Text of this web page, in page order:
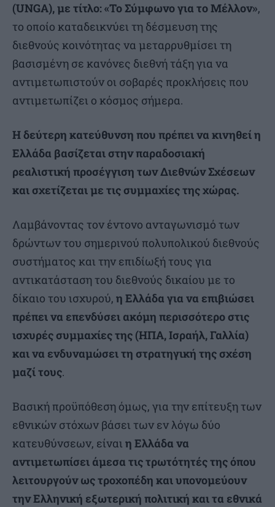
(UNGA), με τίτλο: «Το Σύμφωνο για το Μέλλον»,
το οποίο καταδεικνύει τη δέσμευση της
διεθνούς κοινότητας να μεταρρυθμίσει τη
βασισμένη σε κανόνες διεθνή τάξη για να
αντιμετωπιστούν οι σοβαρές προκλήσεις που
αντιμετωπίζει ο κόσμος σήμερα.
Η δεύτερη κατεύθυνση που πρέπει να κινηθεί η
Ελλάδα βασίζεται στην παραδοσιακή
ρεαλιστική προσέγγιση των Διεθνών Σχέσεων
και σχετίζεται με τις συμμαχίες της χώρας.
Λαμβάνοντας τον έντονο ανταγωνισμό των
δρώντων του σημερινού πολυπολικού διεθνούς
συστήματος και την επιδίωξή τους για
αντικατάσταση του διεθνούς δικαίου με το
δίκαιο του ισχυρού, η Ελλάδα για να επιβιώσει
πρέπει να επενδύσει ακόμη περισσότερο στις
ισχυρές συμμαχίες της (ΗΠΑ, Ισραήλ, Γαλλία)
και να ενδυναμώσει τη στρατηγική της σχέση
μαζί τους.
Βασική προϋπόθεση όμως, για την επίτευξη των
εθνικών στόχων βάσει των εν λόγω δύο
κατευθύνσεων, είναι η Ελλάδα να
αντιμετωπίσει άμεσα τις τρωτότητές της όπου
λειτουργούν ως τροχοπέδη και υπονομεύουν
την Ελληνική εξωτερική πολιτική και τα εθνικά